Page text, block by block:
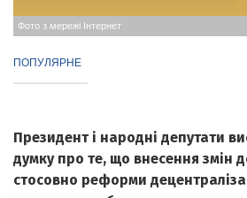
Фото з мережі Інтернет
ПОПУЛЯРНЕ
Президент і народні депутати
думку про те, що внесення змін
стосовно реформи